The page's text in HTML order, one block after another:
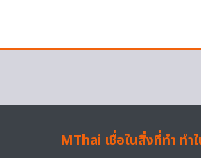
MThai เชื่อในสิ่งที่ทำ ทำ